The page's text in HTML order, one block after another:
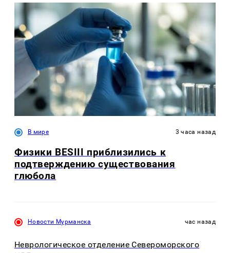
В мире 3 часа назад
Физики BESIII приблизились к
подтверждению существования
глюбола
Новости Мурманска час назад
Неврологическое отделение Североморского